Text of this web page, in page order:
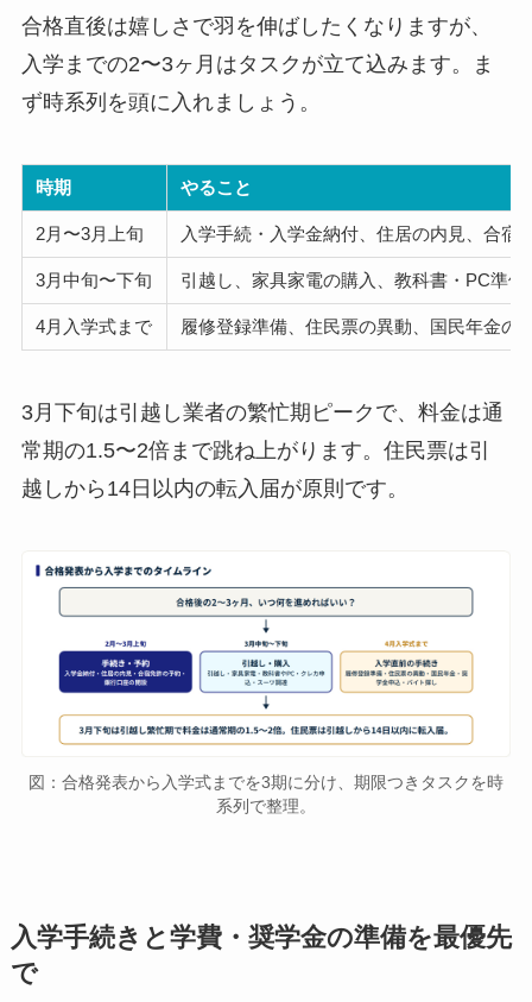
合格直後は嬉しさで羽を伸ばしたくなりますが、
入学までの2〜3ヶ月はタスクが立て込みます。ま
ず時系列を頭に入れましょう。
時期 やること
2月〜3月上旬 入学手続・入学金納付、住居の内見、合宿
3月中旬〜下旬 引越し、家具家電の購入、教科書・PC準
4月入学式まで 履修登録準備、住民票の異動、国民年金の
3月下旬は引越し業者の繁忙期ピークで、料金は通
常期の1.5〜2倍まで跳ね上がります。住民票は引
越しから14日以内の転入届が原則です。
図：合格発表から入学式までを3期に分け、期限つきタスクを時
系列で整理。
入学手続きと学費・奨学金の準備を最優先
で